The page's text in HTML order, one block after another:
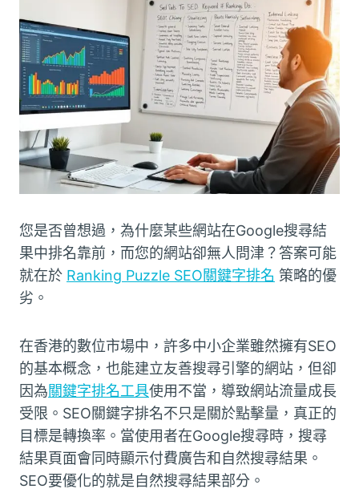
您是否曾想過，為什麼某些網站在Google搜尋結
果中排名靠前，而您的網站卻無人問津？答案可能
就在於 Ranking Puzzle SEO關鍵字排名 策略的優
劣。
在香港的數位市場中，許多中小企業雖然擁有SEO
的基本概念，也能建立友善搜尋引擎的網站，但卻
因為關鍵字排名工具使用不當，導致網站流量成長
受限。SEO關鍵字排名不只是關於點擊量，真正的
目標是轉換率。當使用者在Google搜尋時，搜尋
結果頁面會同時顯示付費廣告和自然搜尋結果。
SEO要優化的就是自然搜尋結果部分。